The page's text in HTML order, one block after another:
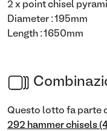
2 x point chisel
Diameter : 195mm
Length : 1650mm
Questo lotto fa parte
292 hammer chisels